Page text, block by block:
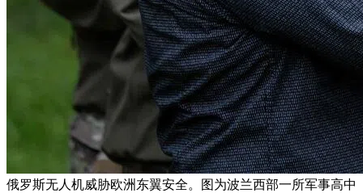
俄罗斯无人机威胁欧洲东翼安全。图为波兰西部一所军事高中